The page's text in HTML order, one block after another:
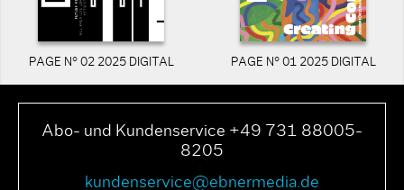
PAGE N° 02 2025 DIGITAL PAGE N° 01 2025 DIGITAL
Abo- und Kundenservice +49 731 88005-
8205
kundenservice@ebnermedia.de